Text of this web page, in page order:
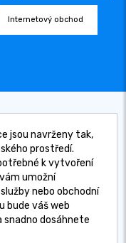
Internetový obchod
jsou navrženy tak,
prostředí.
k vytvoření
umožní
nebo obchodní
bude váš web
snadno dosáhnete